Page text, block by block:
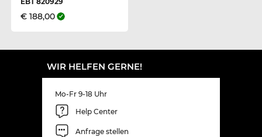
€ 188,00
WIR HELFEN GERNE!
Mo-Fr 9-18 Uhr
Help Center
Anfrage stellen